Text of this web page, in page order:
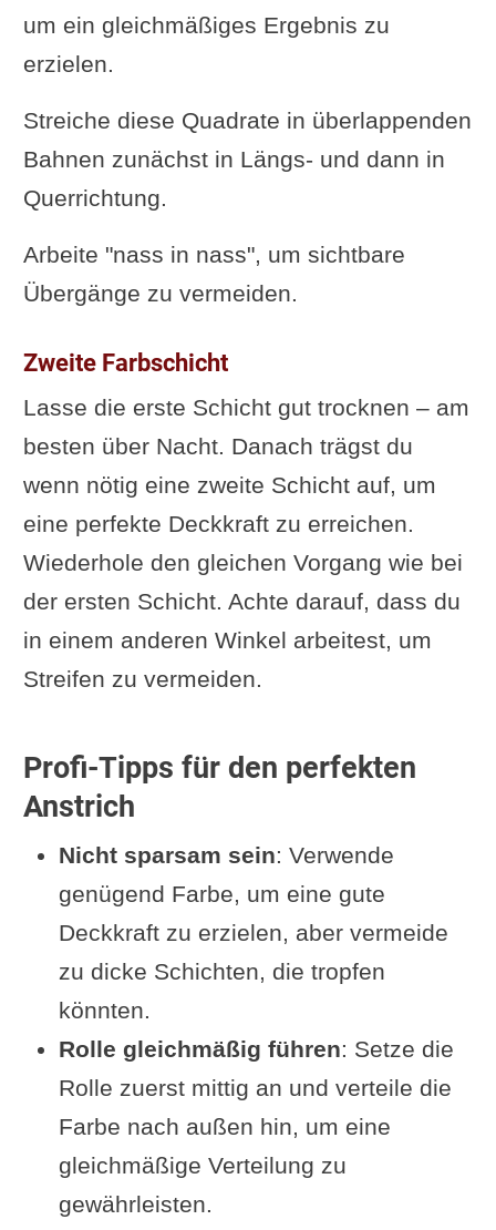
um ein gleichmäßiges Ergebnis zu
erzielen.
Streiche diese Quadrate in überlappenden
Bahnen zunächst in Längs- und dann in
Querrichtung.
Arbeite "nass in nass", um sichtbare
Übergänge zu vermeiden.
Zweite Farbschicht
Lasse die erste Schicht gut trocknen – am
besten über Nacht. Danach trägst du
wenn nötig eine zweite Schicht auf, um
eine perfekte Deckkraft zu erreichen.
Wiederhole den gleichen Vorgang wie bei
der ersten Schicht. Achte darauf, dass du
in einem anderen Winkel arbeitest, um
Streifen zu vermeiden.
Profi-Tipps für den perfekten
Anstrich
Nicht sparsam sein: Verwende
genügend Farbe, um eine gute
Deckkraft zu erzielen, aber vermeide
zu dicke Schichten, die tropfen
könnten.
Rolle gleichmäßig führen: Setze die
Rolle zuerst mittig an und verteile die
Farbe nach außen hin, um eine
gleichmäßige Verteilung zu
gewährleisten.